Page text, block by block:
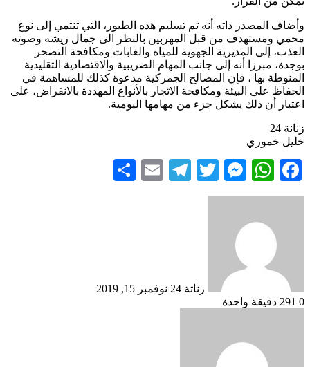
وأضاف المصدر ذاته أنه تم تسليم هذه الطيور، التي تنتمي إلى نوع
محمي ومستهدف من قبل المهربين بالنظر الى جمال ريشه وصوته
العذب، إلى المديرية الجهوية للمياه والغابات ومكافحة التصحر
بوجدة، مبرزا أنه إلى جانب المهام الضريبية والاقتصادية التقليدية
المنوطة بها ، فإن المصالح الجمركية مدعوة كذلك للمساهمة في
الحفاظ على البيئة ومكافحة الاتجار بالأنواع المهددة بالانقراض، على
اعتبار أن ذلك يشكل جزء من مهامها اليومية.
زنانة 24
خليل خموري
Facebook
WhatsApp
Messenger
Twitter
Telegram
Email
زناتة 24
نوفمبر 15, 2019
0
دقيقة واحدة